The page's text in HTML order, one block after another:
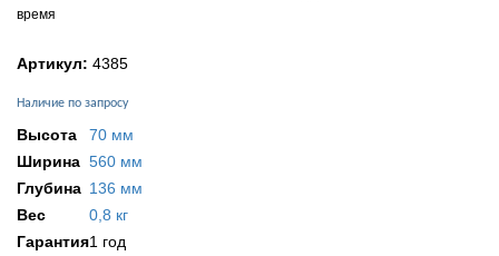
время
Артикул: 4385
Наличие по запросу
Высота
70 мм
Ширина 560 мм
Глубина 136 мм
Вес
0,8 кг
Гарантия1 год